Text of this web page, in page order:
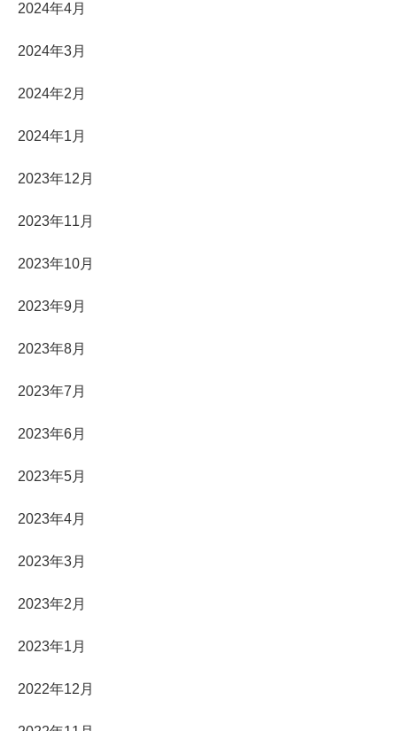
2024年4月
2024年3月
2024年2月
2024年1月
2023年12月
2023年11月
2023年10月
2023年9月
2023年8月
2023年7月
2023年6月
2023年5月
2023年4月
2023年3月
2023年2月
2023年1月
2022年12月